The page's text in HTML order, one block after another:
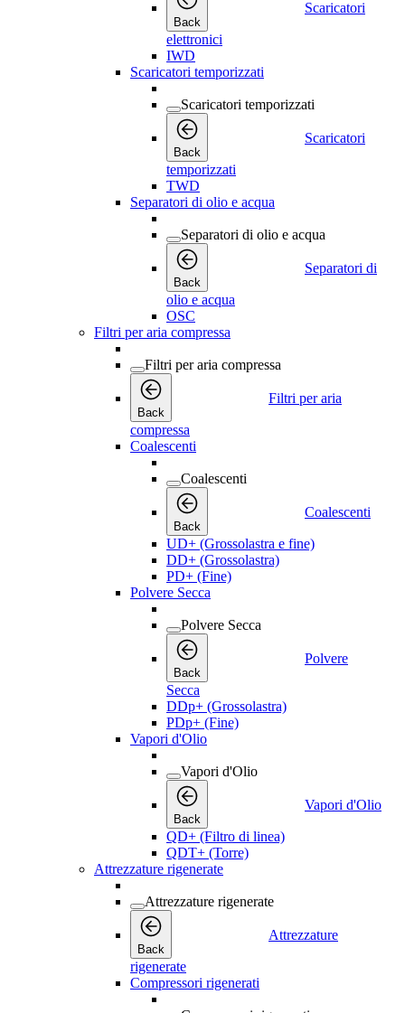
Back
Scaricatori
elettronici
IWD
Scaricatori temporizzati
Scaricatori temporizzati
Back
Scaricatori
temporizzati
TWD
Separatori di olio e acqua
Separatori di olio e acqua
Back
Separatori di
olio e acqua
OSC
Filtri per aria compressa
Filtri per aria compressa
Back
Filtri per aria
compressa
Coalescenti
Coalescenti
Back
Coalescenti
UD+ (Grossolastra e fine)
DD+ (Grossolastra)
PD+ (Fine)
Polvere Secca
Polvere Secca
Back
Polvere
Secca
DDp+ (Grossolastra)
PDp+ (Fine)
Vapori d'Olio
Vapori d'Olio
Back
Vapori d'Olio
QD+ (Filtro di linea)
QDT+ (Torre)
Attrezzature rigenerate
Attrezzature rigenerate
Back
Attrezzature
rigenerate
Compressori rigenerati